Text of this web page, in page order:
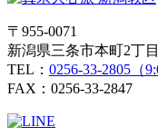
〒955-0071
新潟県三条市本町2丁
TEL： 0256-33-2805（
FAX：0256-33-2847